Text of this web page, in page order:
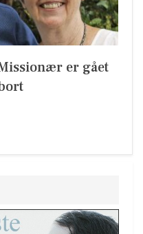
er gået